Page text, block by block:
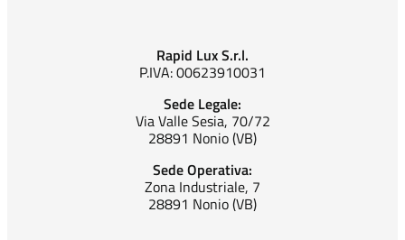
Rapid Lux S.r.l.
P.IVA: 00623910031
Sede Legale:
Via Valle Sesia, 70/72
28891 Nonio (VB)
Sede Operativa:
Zona Industriale, 7
28891 Nonio (VB)